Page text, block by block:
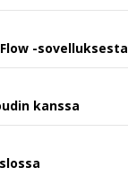
Flow -sovelluksesta
kanssa